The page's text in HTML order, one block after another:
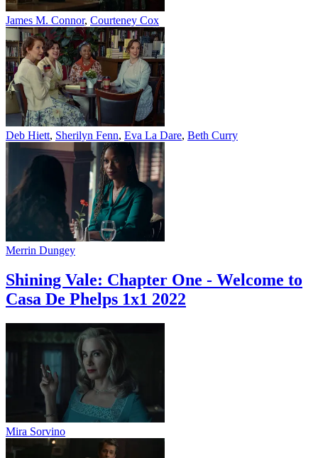
James M. Connor, Courteney Cox
Deb Hiett, Sherilyn Fenn, Eva La Dare, Beth Curry
Merrin Dungey
Shining Vale: Chapter One - Welcome to
Casa De Phelps 1x1 2022
Mira Sorvino